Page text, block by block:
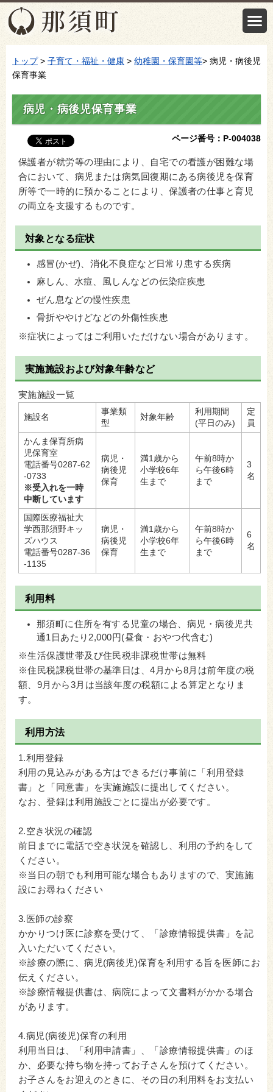
トップ> 子育て・福祉・健康 > 幼稚園・保育園等> 病児・病後児
保育事業
病児・病後児保育事業
ページ番号：P-004038
保護者が就労等の理由により、自宅での看護が困難な場
合において、病児または病気回復期にある病後児を保育
所等で一時的に預かることにより、保護者の仕事と育児
の両立を支援するものです。
対象となる症状
感冒(かぜ)、消化不良症など日常り患する疾病
麻しん、水痘、風しんなどの伝染症疾患
ぜん息などの慢性疾患
骨折ややけどなどの外傷性疾患
※症状によってはご利用いただけない場合があります。
実施施設および対象年齢など
実施施設一覧
施設名
事業類
型
対象年齢
利用期間
(平日のみ)
定
員
かんま保育所病
児保育室
電話番号0287-62
-0733
※受入れを一時
中断しています
病児・
病後児
保育
満1歳から
小学校6年
生まで
午前8時か
ら午後6時
まで
3
名
国際医療福祉大
学西那須野キッ
ズハウス
電話番号0287-36
-1135
病児・
病後児
保育
満1歳から
小学校6年
生まで
午前8時か
ら午後6時
まで
6
名
利用料
那須町に住所を有する児童の場合、病児・病後児共
通1日あたり2,000円(昼食・おやつ代含む)
※生活保護世帯及び住民税非課税世帯は無料
※住民税課税世帯の基準日は、4月から8月は前年度の税
額、9月から3月は当該年度の税額による算定となりま
す。
利用方法
1.利用登録
利用の見込みがある方はできるだけ事前に「利用登録
書」と「同意書」を実施施設に提出してください。
なお、登録は利用施設ごとに提出が必要です。
2.空き状況の確認
前日までに電話で空き状況を確認し、利用の予約をして
ください。
※当日の朝でも利用可能な場合もありますので、実施施
設にお尋ねください
3.医師の診察
かかりつけ医に診察を受けて、「診療情報提供書」を記
入いただいてください。
※診療の際に、病児(病後児)保育を利用する旨を医師にお
伝えください。
※診療情報提供書は、病院によって文書料がかかる場合
があります。
4.病児(病後児)保育の利用
利用当日は、「利用申請書」、「診療情報提供書」のほ
か、必要な持ち物を持ってお子さんを預けてください。
お子さんをお迎えのときに、その日の利用料をお支払い